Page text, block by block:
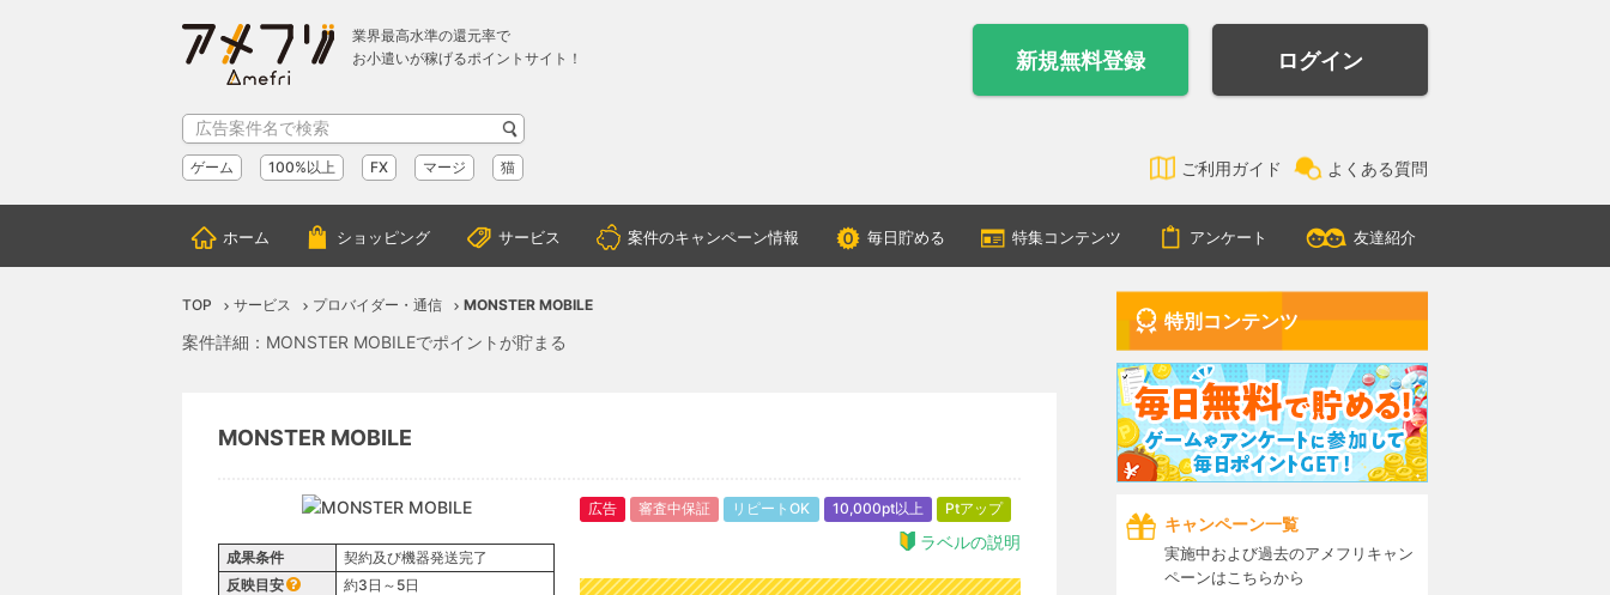
業界最高水準の還元率で
お小遣いが稼げるポイントサイト！
新規無料登録 ログイン
ゲーム 100%以上 FX マージ 猫 ご利用ガイド よくある質問
ホーム ショッピング サービス 案件のキャンペーン情報 毎日貯める 特集コンテンツ アンケート 友達紹介
TOP サービス プロバイダー・通信 MONSTER MOBILE
案件詳細：MONSTER MOBILEでポイントが貯まる
MONSTER MOBILE
成果条件
契約及び機器発送完了
反映目安
約3日～5日
広告 審査中保証 リピートOK 10,000pt以上 Ptアップ
ラベルの説明
特別コンテンツ
キャンペーン一覧
実施中および過去のアメフリキャン
ペーンはこちらから